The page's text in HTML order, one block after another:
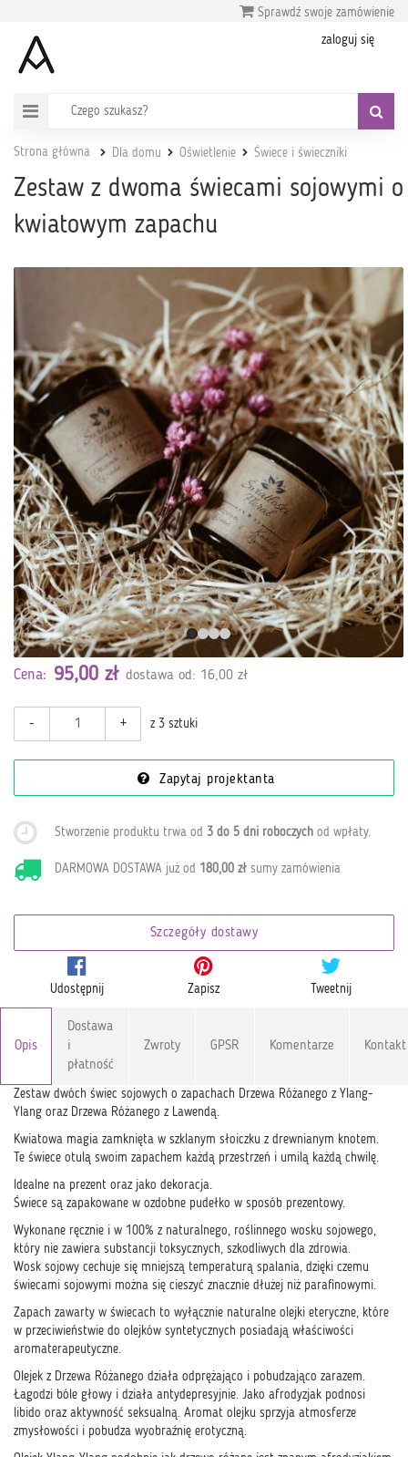
Sprawdź swoje zamówienie
zaloguj się
Strona główna Dla domu Oświetlenie Świece i świeczniki
Zestaw z dwoma świecami sojowymi o
kwiatowym zapachu
Cena: 95,00 zł dostawa od: 16,00 zł
- + z 3 sztuki
Zapytaj projektanta
Stworzenie produktu trwa od3 do 5 dni roboczych od wpłaty.
DARMOWA DOSTAWA już od 180,00 zł sumy zamówienia
Szczegóły dostawy
Udostępnij Zapisz Tweetnij
Opis
Dostawa
i
płatność
Zwroty GPSR Komentarze Kontakt
Zestaw dwóch świec sojowych o zapachach Drzewa Różanego z Ylang-
Ylang oraz Drzewa Różanego z Lawendą.
Kwiatowa magia zamknięta w szklanym słoiczku z drewnianym knotem.
Te świece otulą swoim zapachem każdą przestrzeń i umilą każdą chwilę.
Idealne na prezent oraz jako dekoracja.
Świece są zapakowane w ozdobne pudełko w sposób prezentowy.
Wykonane ręcznie i w 100% z naturalnego, roślinnego wosku sojowego,
który nie zawiera substancji toksycznych, szkodliwych dla zdrowia.
Wosk sojowy cechuje się mniejszą temperaturą spalania, dzięki czemu
świecami sojowymi można się cieszyć znacznie dłużej niż parafinowymi.
Zapach zawarty w świecach to wyłącznie naturalne olejki eteryczne, które
w przeciwieństwie do olejków syntetycznych posiadają właściwości
aromaterapeutyczne.
Olejek z Drzewa Różanego działa odprężająco i pobudzająco zarazem.
Łagodzi bóle głowy i działa antydepresyjnie. Jako afrodyzjak podnosi
libido oraz aktywność seksualną. Aromat olejku sprzyja atmosferze
zmysłowości i pobudza wyobraźnię erotyczną.